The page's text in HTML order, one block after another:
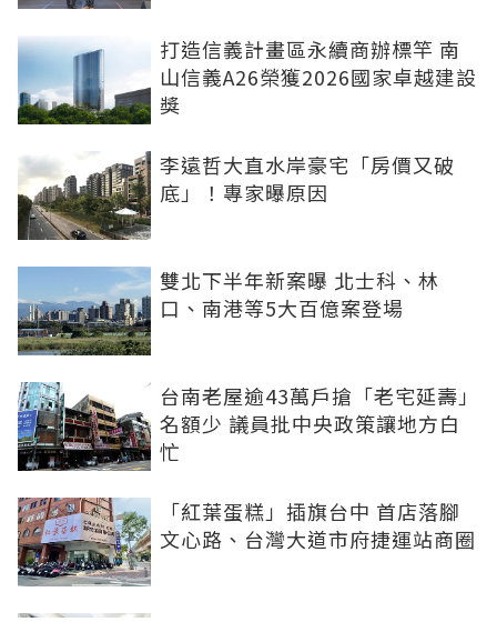
打造信義計畫區永續商辦標竿 南
山信義A26榮獲2026國家卓越建設
獎
李遠哲大直水岸豪宅「房價又破
底」！專家曝原因
雙北下半年新案曝 北士科、林
口、南港等5大百億案登場
台南老屋逾43萬戶搶「老宅延壽」
名額少 議員批中央政策讓地方白
忙
「紅葉蛋糕」插旗台中 首店落腳
文心路、台灣大道市府捷運站商圈